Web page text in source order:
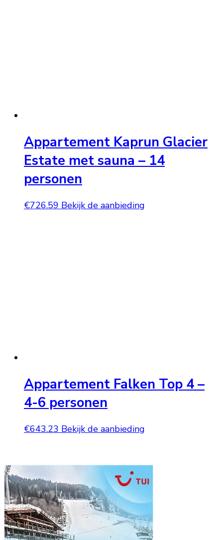
Appartement Kaprun Glacier
Estate met sauna – 14
personen
€726.59 Bekijk de aanbieding
Appartement Falken Top 4 –
4-6 personen
€643.23 Bekijk de aanbieding